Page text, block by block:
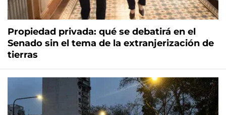
Propiedad privada: qué se debatirá en el
Senado sin el tema de la extranjerización de
tierras